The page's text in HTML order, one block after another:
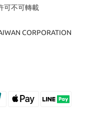
可不可轉載
CORPORATION